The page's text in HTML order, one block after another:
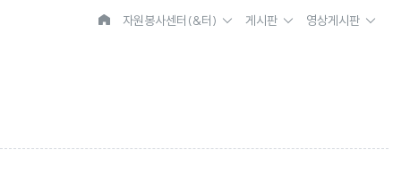
자원봉사센터 (&터) 게시판 영상게시판